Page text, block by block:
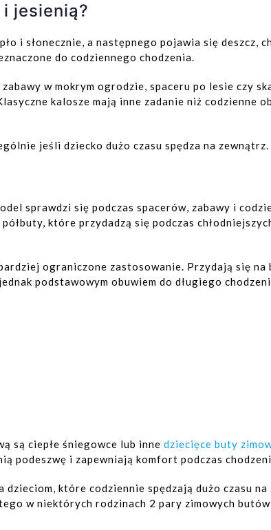
jesienią?
i słonecznie, a następnego pojawia się deszcz,
do codziennego chodzenia.
w mokrym ogrodzie, spaceru po lesie czy
kalosze mają inne zadanie niż codzienne
jeśli dziecko dużo czasu spędza na zewnątrz.
sprawdzi się podczas spacerów, zabawy i
które przydadzą się podczas
ograniczone zastosowanie. Przydają się na
podstawowym obuwiem do długiego
są ciepłe śniegowce lub inne dziecięce buty
podeszwę i zapewniają komfort podczas
które codziennie spędzają dużo czasu
w niektórych rodzinach 2 pary zimowych